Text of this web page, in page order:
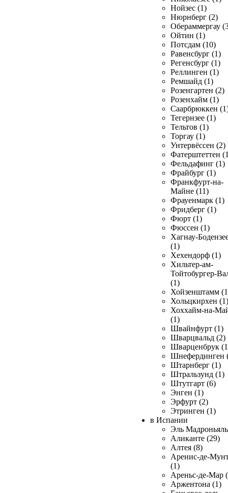
Нойзес (1)
Нюрнберг (2)
Обераммергау
Ойтин (1)
Потсдам (10)
Равенсбург (1)
Регенсбург (1)
Реллинген (1)
Ремшайд (1)
Розенгартен (2)
Розенхайм (1)
Саарбрюккен
Тегернзее (1)
Тельтов (1)
Торгау (1)
Унтервёссен (2)
Фатерштеттен
Фельдафинг (1)
Фрайбург (1)
Франкфурт-на-
Майне (11)
Фрауенмарк (1)
Фридберг (1)
Фюрт (1)
Фюссен (1)
Хагнау-
(1)
Хехендорф (1)
Хильтер-ам-
Тойтобургер-
(1)
Хойзенштамм
Хольцкирхен (1)
Хоххайм-на-
(1)
Швайнфурт (1)
Шварцвальд (2)
Шварценбрук
Шнефердинген
Штарнберг (1)
Штральзунд (1)
Штутгарт (6)
Энген (1)
Эрфурт (2)
Этринген (1)
в Испании
Эль
Аликанте (29)
Алтея (8)
Аренис-де-
(1)
Ареньс-де-Мар
Аржентона (1)